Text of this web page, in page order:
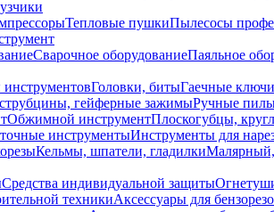
Тепловые пушкиПылесосы
Сварочное оборудованиеПаяльное
Головки, битыГаечные ключи
гейферные зажимыРучные
Обжимной инструментПлоскогубцы,
инструментыИнструменты для
Кельмы, шпатели, гладилкиМалярный,
Средства индивидуальной защиты
техникиАксессуары для